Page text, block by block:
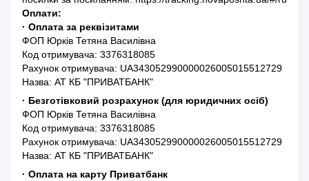
Оплати:
· Оплата за реквізитами
ФОП Юрків Тетяна Василівна
Код отримувача: 3376318085
Рахунок отримувача: UA343052990000026005015512729
Назва: АТ КБ "ПРИВАТБАНК"
· Безготівковий розрахунок (для юридичних осіб)
ФОП Юрків Тетяна Василівна
Код отримувача: 3376318085
Рахунок отримувача: UA343052990000026005015512729
Назва: АТ КБ "ПРИВАТБАНК"
· Оплата на карту Приватбанк